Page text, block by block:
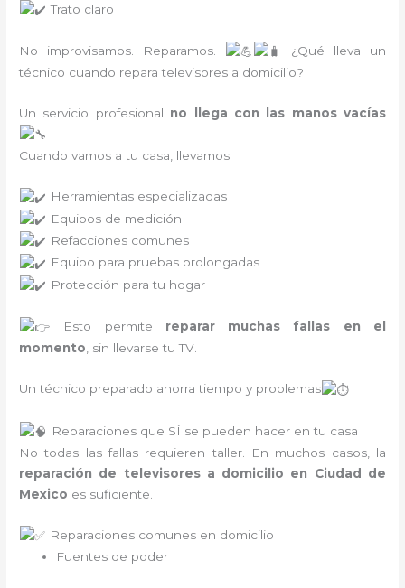
Trato claro
No improvisamos. Reparamos.
¿Qué lleva un
técnico cuando repara televisores a domicilio?
Un servicio profesional no llega con las manos vacías
Cuando vamos a tu casa, llevamos:
Herramientas especializadas
Equipos de medición
Refacciones comunes
Equipo para pruebas prolongadas
Protección para tu hogar
Esto permite reparar muchas fallas en el
momento, sin llevarse tu TV.
Un técnico preparado ahorra tiempo y problemas
Reparaciones que SÍ se pueden hacer en tu casa
No todas las fallas requieren taller. En muchos casos, la
reparación de televisores a domicilio en Ciudad de
Mexico es suficiente.
Reparaciones comunes en domicilio
Fuentes de poder